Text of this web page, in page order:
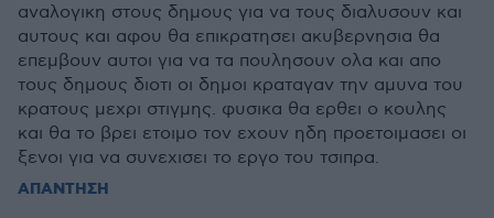
αναλογικη στους δημους για να τους διαλυσουν και
αυτους και αφου θα επικρατησει ακυβερνησια θα
επεμβουν αυτοι για να τα πουλησουν ολα και απο
τους δημους διοτι οι δημοι κραταγαν την αμυνα του
κρατους μεχρι στιγμης. φυσικα θα ερθει ο κουλης
και θα το βρει ετοιμο τον εχουν ηδη προετοιμασει οι
ξενοι για να συνεχισει το εργο του τσιπρα.
ΑΠΑΝΤΗΣΗ